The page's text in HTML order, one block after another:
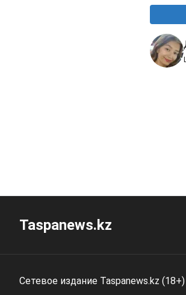
Taspanews.kz
Сетевое издание Taspanews.kz